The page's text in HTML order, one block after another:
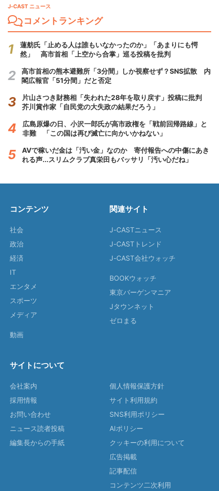
J-CAST ニュース
コメントランキング
蓮舫氏「止める人は誰もいなかったのか」「あまりにも愕
然」 高市首相「上空から合掌」巡る投稿を批判
高市首相の熊本避難所「3分間」しか視察せず？SNS拡散 内
閣広報官「51分間」だと否定
片山さつき財務相「失われた28年を取り戻す」投稿に批判
芥川賞作家「自民党の大失政の結果だろう」
広島原爆の日、小沢一郎氏が高市政権を「戦前回帰路線」と
非難 「この国は再び滅亡に向かいかねない」
AVで稼いだ金は「汚い金」なのか 寄付報告への中傷にあき
れる声...スリムクラブ真栄田もバッサリ「汚い心だね」
コンテンツ
社会
政治
経済
IT
エンタメ
スポーツ
メディア
動画
関連サイト
J-CASTニュース
J-CASTトレンド
J-CAST会社ウォッチ
BOOKウォッチ
東京バーゲンマニア
Jタウンネット
ゼロまる
サイトについて
会社案内
採用情報
お問い合わせ
ニュース読者投稿
編集長からの手紙
個人情報保護方針
サイト利用規約
SNS利用ポリシー
AIポリシー
クッキーの利用について
広告掲載
記事配信
コンテンツ二次利用